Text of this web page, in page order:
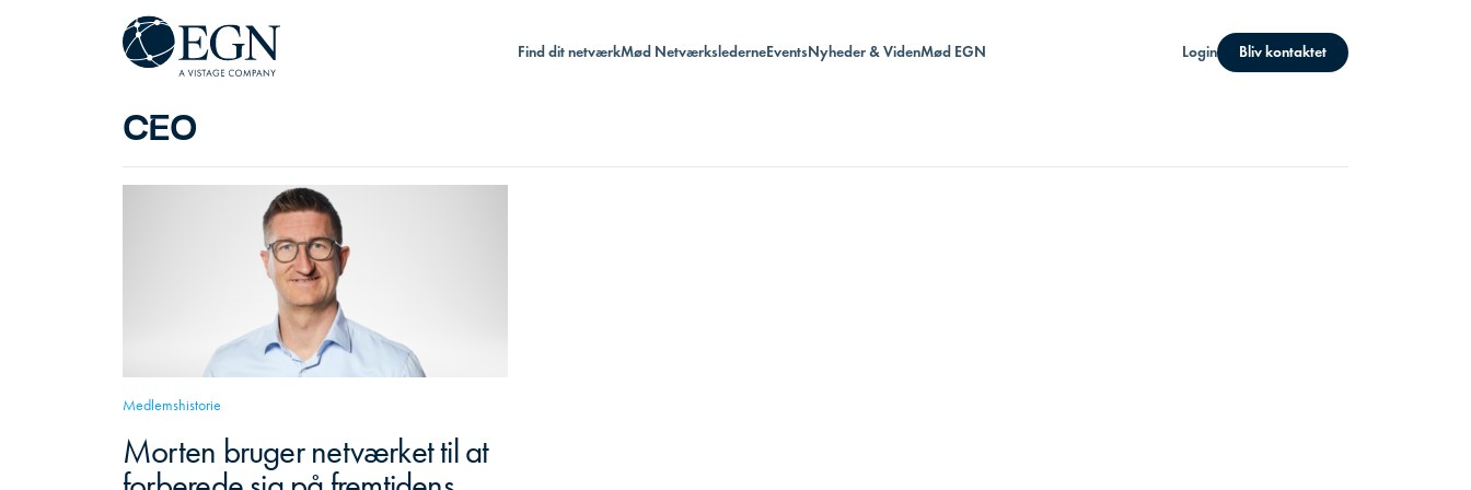
Executives' Global Network
Find dit netværkMød NetværkslederneEventsNyheder & VidenMød EGN Login Bliv kontaktet
CEO
Medlemshistorie
Morten bruger netværket til at